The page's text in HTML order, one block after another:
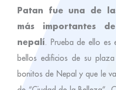
Patan fue una de
más importantes
nepalí. Prueba de ello es
bellos edificios de su
bonitos de Nepal y que le